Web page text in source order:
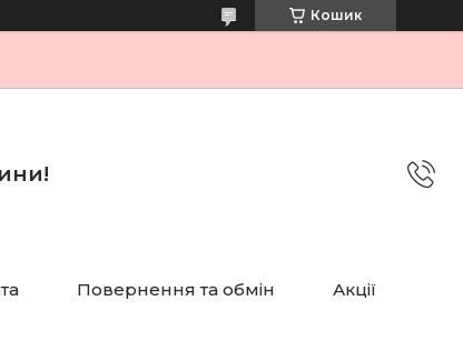
Кошик
Повернення та обмін Акції